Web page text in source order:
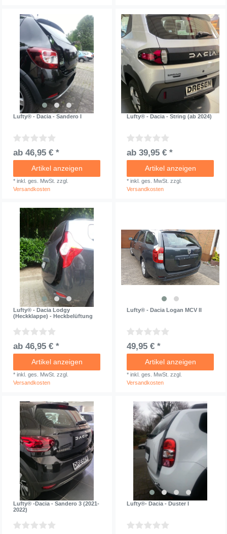
Lufty® - Dacia - Sandero I
ab 46,95 € *
Artikel anzeigen
* inkl. ges. MwSt. zzgl.
Versandkosten
Lufty® - Dacia - String (ab 2024)
ab 39,95 € *
Artikel anzeigen
* inkl. ges. MwSt. zzgl.
Versandkosten
Lufty® - Dacia Lodgy
(Heckklappe) - Heckbelüftung
ab 46,95 € *
Artikel anzeigen
* inkl. ges. MwSt. zzgl.
Versandkosten
Lufty® - Dacia Logan MCV II
49,95 € *
Artikel anzeigen
* inkl. ges. MwSt. zzgl.
Versandkosten
Lufty® -Dacia - Sandero 3 (2021-
2022)
Lufty®- Dacia - Duster I